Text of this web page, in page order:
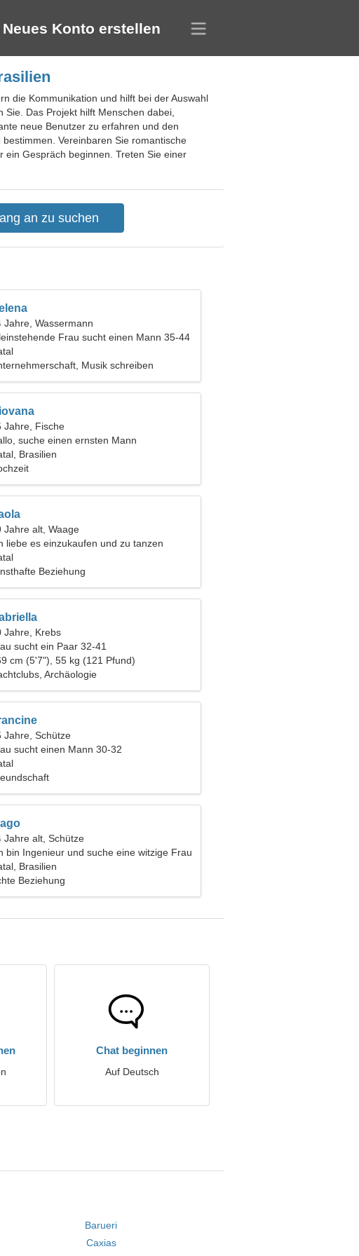
Neues Konto erstellen
die Kommunikation und hilft bei der Auswahl
Das Projekt hilft Menschen dabei,
neue Benutzer zu erfahren und den
Vereinbaren Sie romantische
ein Gespräch beginnen. Treten Sie einer
Jahre, Wassermann
Frau sucht einen Mann 35-44
Musik schreiben
Jahre, Fische
suche einen ernsten Mann
Brasilien
Jahre alt, Waage
liebe es einzukaufen und zu tanzen
Beziehung
Jahre, Krebs
sucht ein Paar 32-41
cm (5'7"), 55 kg (121 Pfund)
Archäologie
Jahre, Schütze
sucht einen Mann 30-32
Jahre alt, Schütze
bin Ingenieur und suche eine witzige Frau
Brasilien
Beziehung
Chat beginnen
Auf Deutsch
Barueri
Caxias